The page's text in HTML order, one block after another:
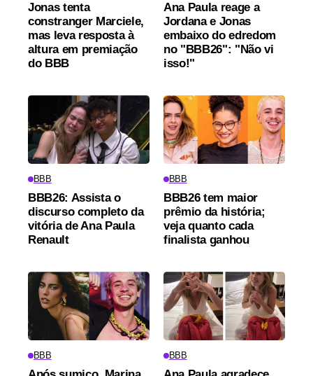
Jonas tenta
constranger Marciele,
mas leva resposta à
altura em premiação
do BBB
Ana Paula reage a
Jordana e Jonas
embaixo do edredom
no "BBB26": "Não vi
isso!"
BBB
BBB26: Assista o
discurso completo da
vitória de Ana Paula
Renault
BBB
BBB26 tem maior
prêmio da história;
veja quanto cada
finalista ganhou
BBB BBB